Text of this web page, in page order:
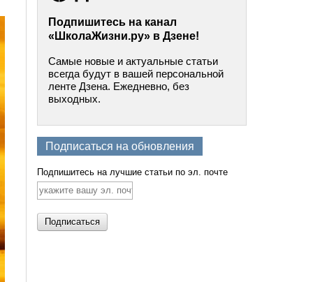
Подпишитесь на канал
«ШколаЖизни.ру» в Дзене!
Самые новые и актуальные статьи
всегда будут в вашей персональной
ленте Дзена. Ежедневно, без
выходных.
Подписаться на обновления
Подпишитесь на лучшие статьи по эл. почте